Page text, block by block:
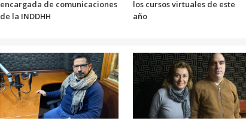
encargada de comunicaciones
de la INDDHH
los cursos virtuales de este
año